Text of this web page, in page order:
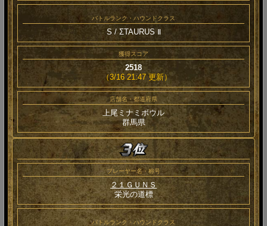
バトルランク・ハウンドクラス
S / ΣTAURUS Ⅱ
獲得スコア
2518
（3/16 21:47 更新）
店舗名・都道府県
上尾ミナミボウル
群馬県
プレーヤー名・称号
２１ＧＵＮＳ
栄光の道標
バトルランク・ハウンドクラス